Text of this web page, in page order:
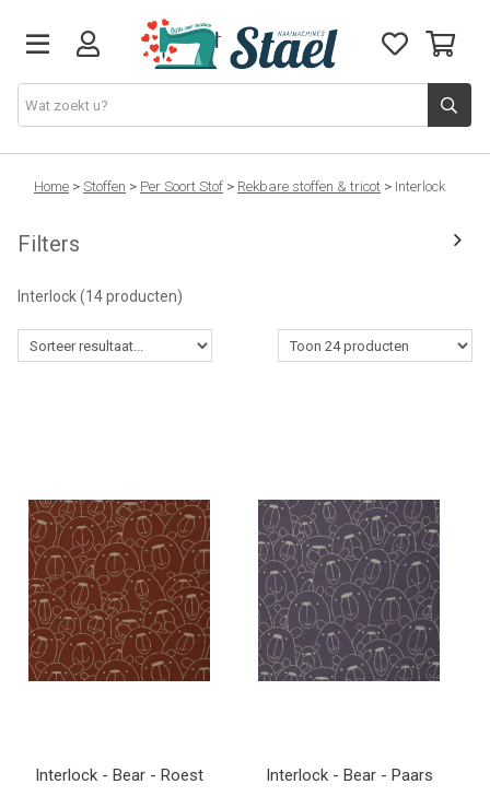
Machines
Accessoires
Naaigaren
Stoffen
Patronen
Breien & Haken
Hobby
Cadeaubon
Home > Stoffen > Per Soort Stof > Rekbare stoffen & tricot > Interlock
Filters
Interlock(14 producten)
Interlock - Bear - Roest Interlock - Bear - Paars